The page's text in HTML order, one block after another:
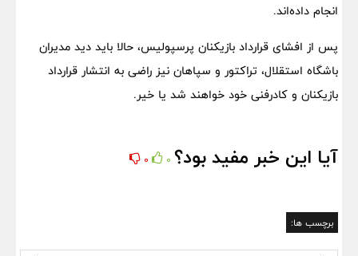
انجام داده‌اند.
پس از افشای قرارداد بازیکنان پرسپولیس، حالا باید دید مدیران
باشگاه استقلال، تراکتور و سپاهان نیز راضی به انتشار قرارداد
بازیکنان و کادرفنی خود خواهند شد یا خیر.
آیا این خبر مفید بود؟ 0
0
برچسب ها: